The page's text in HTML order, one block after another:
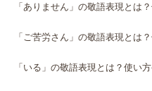
「ありません」の敬語表現とは
「ご苦労さん」の敬語表現とは
「いる」の敬語表現とは？使い